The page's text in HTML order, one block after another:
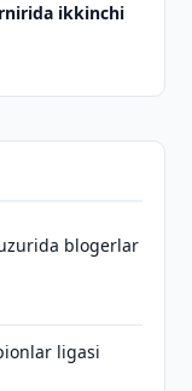
ikkinchi
blogerlar
ligasi